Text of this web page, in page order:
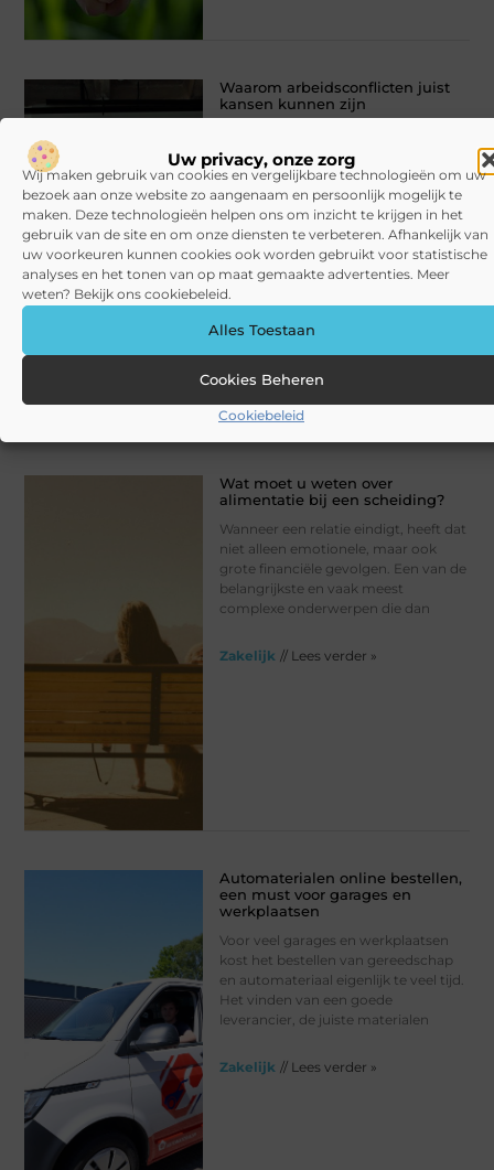
Uw privacy, onze zorg
Wij maken gebruik van cookies en vergelijkbare technologieën om uw
bezoek aan onze website zo aangenaam en persoonlijk mogelijk te
maken. Deze technologieën helpen ons om inzicht te krijgen in het
gebruik van de site en om onze diensten te verbeteren. Afhankelijk van
uw voorkeuren kunnen cookies ook worden gebruikt voor statistische
analyses en het tonen van op maat gemaakte advertenties. Meer
weten? Bekijk ons cookiebeleid.
Alles Toestaan
Cookies Beheren
Cookiebeleid
Waarom arbeidsconflicten juist
kansen kunnen zijn
vaak gezien als iets dat zo snel
mogelijk opgelost of zelfs vermeden
moet worden. Toch zit er een andere
kant
Zakelijk // Lees verder »
Wat moet u weten over
alimentatie bij een scheiding?
Wanneer een relatie eindigt, heeft dat
niet alleen emotionele, maar ook
grote financiële gevolgen. Een van de
belangrijkste en vaak meest
complexe onderwerpen die dan
Zakelijk // Lees verder »
Automaterialen online bestellen,
een must voor garages en
werkplaatsen
Voor veel garages en werkplaatsen
kost het bestellen van gereedschap
en automateriaal eigenlijk te veel tijd.
Het vinden van een goede
leverancier, de juiste materialen
Zakelijk // Lees verder »